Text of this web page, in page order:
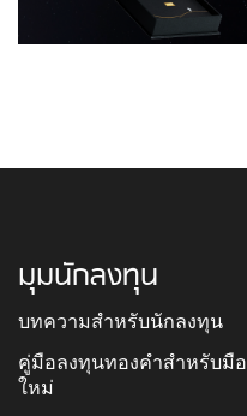
มุมนักลงทุน
บทความสำหรับนักลงทุน
คู่มือลงทุนทองคำสำหรับมือ
ใหม่